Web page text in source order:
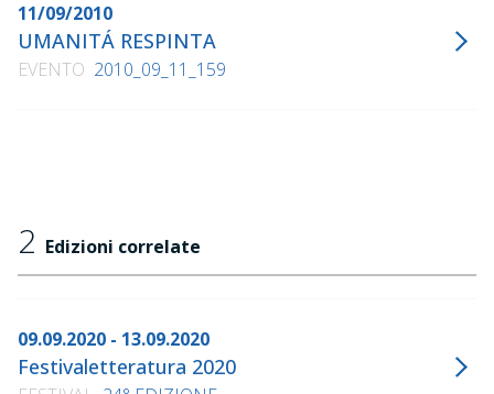
11/09/2010
UMANITÁ RESPINTA
EVENTO 2010_09_11_159
2 Edizioni correlate
09.09.2020 - 13.09.2020
Festivaletteratura 2020